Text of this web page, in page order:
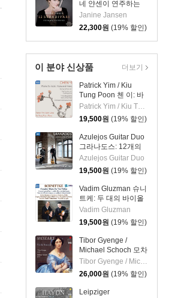
네 얀센이 연주하는
12개의 스트라디바리
(12 Stradivari)
Janine Jansen
22,300원 (19% 할인)
이 분야 신상품
Patrick Yim / Kiu
Tung Poon 첸 이: 바
이올린, 비올라, 피아
노 작품집 (Chen Yi:
Works For Violin,
Viola And Piano)
Patrick Yim / Kiu Tung Poon
19,500원 (19% 할인)
Azulejos Guitar Duo
그라나도스: 12개의
스페인 무곡, 스페인
카프리초 (두 대의 기
타를 위한 편곡)
(Granados: 12
Danzas Espanolas)
Azulejos Guitar Duo
19,500원 (19% 할인)
Vadim Gluzman 슈니
트케: 두 대의 바이올
린을 위한 작품집
(Schnittke: Complete
Works For Two
Violins)
Vadim Gluzman
19,500원 (19% 할인)
Tibor Gyenge /
Michael Schoch 모차
르트: 바이올린 소나
타집 (Mozart: Violin
Sonatas) [SACD
Hybrid]
Tibor Gyenge / Michael Schoch
26,000원 (19% 할인)
Leipziger
더보기